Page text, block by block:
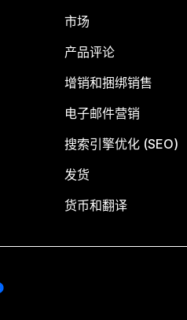
市场
产品评论
增销和捆绑销售
电子邮件营销
搜索引擎优化 (SEO)
发货
货币和翻译